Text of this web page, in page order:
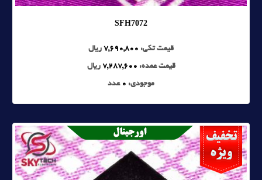
SFH7072
قیمت تکی: 7,690,800 ریال
قیمت عمده: 7,287,600 ریال
موجودی: 0 عدد